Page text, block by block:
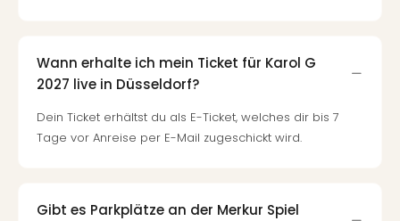
Wann erhalte ich mein Ticket für Karol G
2027 live in Düsseldorf?
Dein Ticket erhältst du als E-Ticket, welches dir bis 7
Tage vor Anreise per E-Mail zugeschickt wird.
Gibt es Parkplätze an der Merkur Spiel